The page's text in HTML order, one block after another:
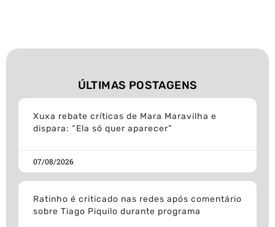
ÚLTIMAS POSTAGENS
Xuxa rebate críticas de Mara Maravilha e
dispara: “Ela só quer aparecer”
07/08/2026
Ratinho é criticado nas redes após comentário
sobre Tiago Piquilo durante programa